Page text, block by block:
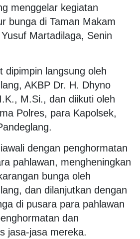
menggelar kegiatan
bunga di Taman Makam
Martadilaga, Senin
dipimpin langsung oleh
AKBP Dr. H. Dhyno
M.Si., dan diikuti oleh
Polres, para Kapolsek,
dengan penghormatan
pahlawan, mengheningkan
bunga oleh
dan dilanjutkan dengan
di pusara para pahlawan
dan
jasa-jasa mereka.